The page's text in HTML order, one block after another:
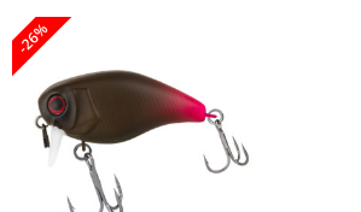
Воблер Jackall Mag Squad 115 SP
-26%